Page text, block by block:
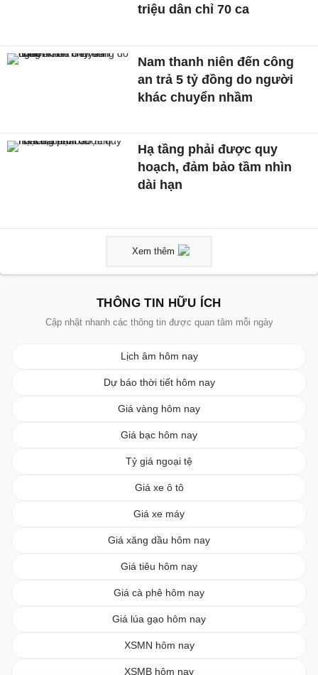
triệu dân chỉ 70 ca
Nam thanh niên đến công
an trả 5 tỷ đồng do người
khác chuyển nhầm
Hạ tầng phải được quy
hoạch, đảm bảo tầm nhìn
dài hạn
Xem thêm
THÔNG TIN HỮU ÍCH
Cập nhật nhanh các thông tin được quan tâm mỗi ngày
Lịch âm hôm nay
Dự báo thời tiết hôm nay
Giá vàng hôm nay
Giá bạc hôm nay
Tỷ giá ngoại tệ
Giá xe ô tô
Giá xe máy
Giá xăng dầu hôm nay
Giá tiêu hôm nay
Giá cà phê hôm nay
Giá lúa gạo hôm nay
XSMN hôm nay
XSMB hôm nay